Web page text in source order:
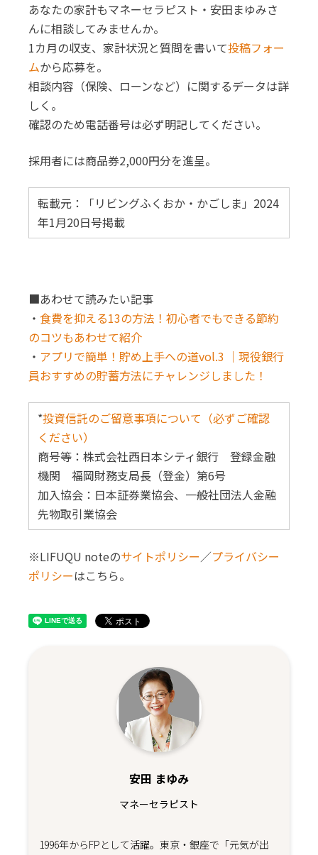
あなたの家計もマネーセラピスト・安田まゆみさ
んに相談してみませんか。
1カ月の収支、家計状況と質問を書いて投稿フォー
ムから応募を。
相談内容（保険、ローンなど）に関するデータは詳
しく。
確認のため電話番号は必ず明記してください。
採用者には商品券2,000円分を進呈。
転載元：「リビングふくおか・かごしま」2024
年1月20日号掲載
■あわせて読みたい記事
・食費を抑える13の方法！初心者でもできる節約
のコツもあわせて紹介
・ アプリで簡単！貯め上手への道vol.3 ｜現役銀行
員おすすめの貯蓄方法にチャレンジしました！
*投資信託のご留意事項について（必ずご確認
ください）
商号等：株式会社西日本シティ銀行 登録金融
機関 福岡財務支局長（登金）第6号
加入協会：日本証券業協会、一般社団法人金融
先物取引業協会
※LIFUQU noteのサイトポリシー／プライバシー
ポリシーはこちら。
安田 まゆみ
マネーセラピスト
1996年からFPとして活躍。東京・銀座で「元気が出